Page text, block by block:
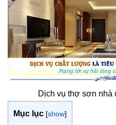
Dịch vụ thợ sơn nhà
Mục lục [show]